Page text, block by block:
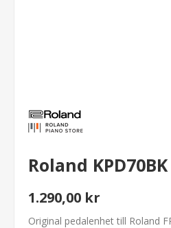
Roland KPD70BK
1.290,00 kr
Original pedalenhet till Roland